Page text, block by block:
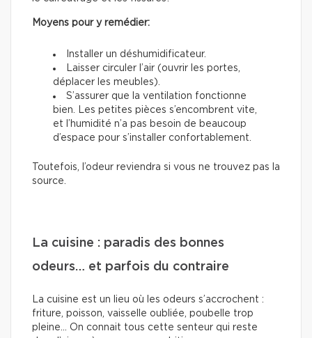
Moyens pour y remédier:
Installer un déshumidificateur.
Laisser circuler l’air (ouvrir les portes,
déplacer les meubles).
S’assurer que la ventilation fonctionne
bien. Les petites pièces s’encombrent vite,
et l’humidité n’a pas besoin de beaucoup
d’espace pour s’installer confortablement.
Toutefois, l’odeur reviendra si vous ne trouvez pas la
source.
La cuisine : paradis des bonnes
odeurs… et parfois du contraire
La cuisine est un lieu où les odeurs s’accrochent :
friture, poisson, vaisselle oubliée, poubelle trop
pleine… On connait tous cette senteur qui reste